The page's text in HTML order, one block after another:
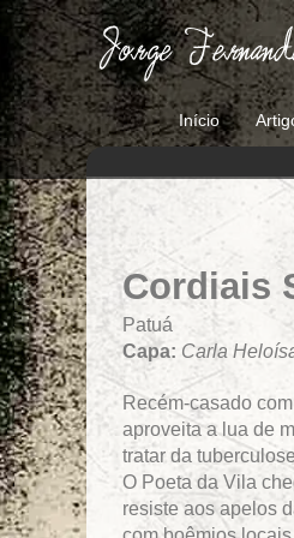
Ir
para
conteúdo
Início
Cordiais
Patuá
Capa: Carla
Recém-casado
aproveita a lua de
tratar da
O Poeta da Vila
resiste aos apelos